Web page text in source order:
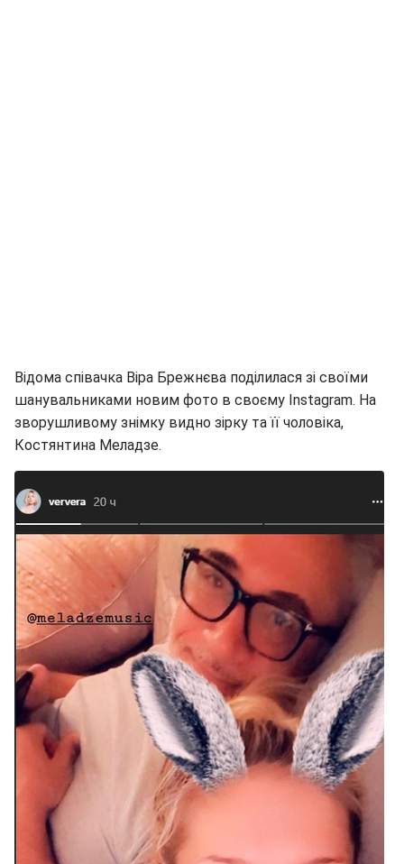
Відома співачка Віра Брежнєва поділилася зі своїми
шанувальниками новим фото в своєму Instagram. На
зворушливому знімку видно зірку та її чоловіка,
Костянтина Меладзе.